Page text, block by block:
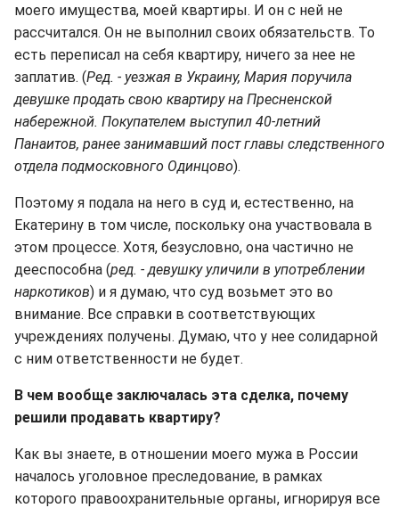
моего имущества, моей квартиры. И он с ней не
рассчитался. Он не выполнил своих обязательств. То
есть переписал на себя квартиру, ничего за нее не
заплатив. (Ред. - уезжая в Украину, Мария поручила
девушке продать свою квартиру на Пресненской
набережной. Покупателем выступил 40-летний
Панаитов, ранее занимавший пост главы следственного
отдела подмосковного Одинцово).
Поэтому я подала на него в суд и, естественно, на
Екатерину в том числе, поскольку она участвовала в
этом процессе. Хотя, безусловно, она частично не
дееспособна (ред. - девушку уличили в употреблении
наркотиков) и я думаю, что суд возьмет это во
внимание. Все справки в соответствующих
учреждениях получены. Думаю, что у нее солидарной
с ним ответственности не будет.
В чем вообще заключалась эта сделка, почему
решили продавать квартиру?
Как вы знаете, в отношении моего мужа в России
началось уголовное преследование, в рамках
которого правоохранительные органы, игнорируя все